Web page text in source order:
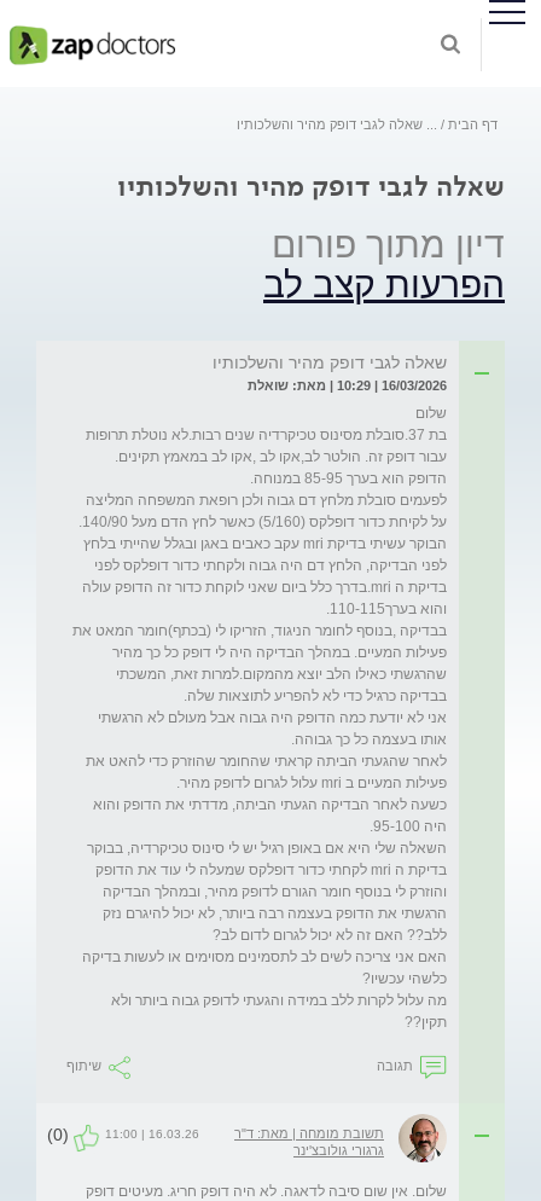
דף הבית שאלה לגבי דופק מהיר והשלכותיו
שאלה לגבי דופק מהיר והשלכותיו
דיון מתוך פורום
הפרעות קצב לב
שאלה לגבי דופק מהיר והשלכותיו
16/03/2026 | 10:29 | מאת: שואלת
בת 37.סובלת מסינוס טכיקרדיה שנים רבות.לא נוטלת תרופות
לפעמים סובלת מלחץ דם גבוה ולכן רופאת המשפחה המליצה
הבוקר עשיתי בדיקת mri עקב כאבים באגן ובגלל שהייתי בלחץ
לפני הבדיקה, הלחץ דם היה גבוה ולקחתי כדור דופלקס לפני
בדיקת ה mri.בדרך כלל ביום שאני לוקחת כדור זה הדופק עולה
בבדיקה ,בנוסף לחומר הניגוד, הזריקו לי (בכתף)חומר המאט את
פעילות המעיים. במהלך הבדיקה היה לי דופק כל כך מהיר
שהרגשתי כאילו הלב יוצא מהמקום.למרות זאת, המשכתי
אני לא יודעת כמה הדופק היה גבוה אבל מעולם לא הרגשתי
לאחר שהגעתי הביתה קראתי שהחומר שהוזרק כדי להאט את
כשעה לאחר הבדיקה הגעתי הביתה, מדדתי את הדופק והוא
השאלה שלי היא אם באופן רגיל יש לי סינוס טכיקרדיה, בבוקר
בדיקת ה mri לקחתי כדור דופלקס שמעלה לי עוד את הדופק
והוזרק לי בנוסף חומר הגורם לדופק מהיר, ובמהלך הבדיקה
הרגשתי את הדופק בעצמה רבה ביותר, לא יכול להיגרם נזק
האם אני צריכה לשים לב לתסמינים מסוימים או לעשות בדיקה
מה עלול לקרות ללב במידה והגעתי לדופק גבוה ביותר ולא
תקין??
תגובה שיתוף
תשובת מומחה | מאת: ד"ר
גרגורי גולובצ'ינר
16.03.26 | 11:00
(0)
שלום. אין שום סיבה לדאגה. לא היה דופק חריג. מעיטים דופק